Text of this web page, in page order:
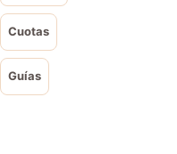
Cuotas
Guías